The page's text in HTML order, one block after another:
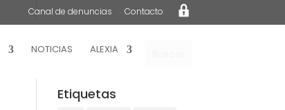
Canal de denuncias Contacto
g
NOTICIAS ALEXIA
Etiquetas